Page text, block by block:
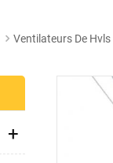
Ventilateurs De